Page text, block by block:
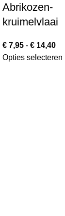
Abrikozen-
kruimelvlaai
€ 7,95 - € 14,40
Opties selecteren